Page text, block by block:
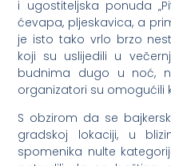
i ugostiteljska ponuda
ćevapa, pljeskavica, a
je isto tako vrlo brzo
koji su uslijedili u
budnima dugo u noć,
organizatori su omogućili
S obzirom da se
gradskoj lokaciji, u
spomenika nulte